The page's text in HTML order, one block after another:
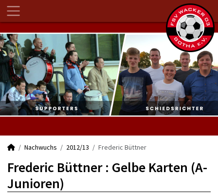
Nachwuchs 2012/13 Frederic Büttner
Frederic Büttner : Gelbe Karten (A-
Junioren)